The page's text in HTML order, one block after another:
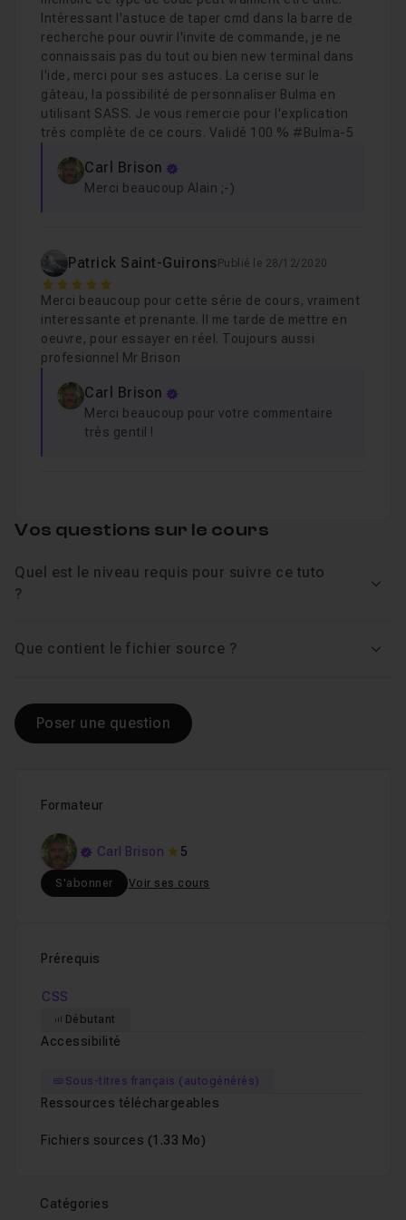
Chapitre 2 : Les composants 17m47
Chapitre 3 : Menu à onglet 29m15
Chapitre 4 : Fenêtre modale
Chapitre 6 : Bonus : Personnaliser Bulma
Chapitre 7 : Conclusion 01m43
Intéressant l'astuce de taper cmd dans la barre de
recherche pour ouvrir l'invite de commande, je ne
connaissais pas du tout ou bien new terminal dans
l'ide, merci pour ses astuces. La cerise sur le
gâteau, la possibilité de personnaliser Bulma en
utilisant SASS. Je vous remercie pour l'explication
très complète de ce cours. Validé 100 % #Bulma-5
Carl Brison
Merci beaucoup Alain ;-)
Patrick Saint-Guirons Publié le 28/12/2020
5
Merci beaucoup pour cette série de cours, vraiment
interessante et prenante. Il me tarde de mettre en
oeuvre, pour essayer en réel. Toujours aussi
profesionnel Mr Brison
Carl Brison
Merci beaucoup pour votre commentaire
très gentil !
Formateur
Carl Brison 5
S'abonner Voir ses cours
Prérequis
CSS
Débutant
Accessibilité
Sous-titres français (autogénérés)
Ressources téléchargeables
Fichiers sources (1.33 Mo)
Catégories
Vos questions sur le cours
Quel est le niveau requis pour suivre ce tuto
?
Que contient le fichier source ?
Poser une question